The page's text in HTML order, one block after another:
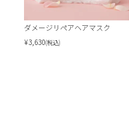
ダメージリペアヘアマスク
¥3,630(税込)